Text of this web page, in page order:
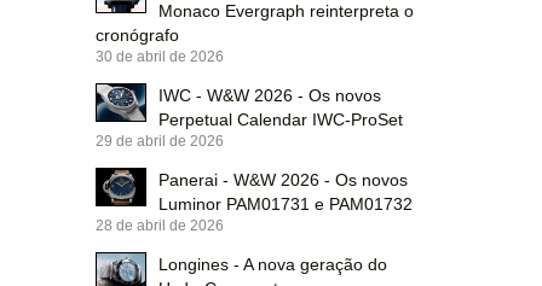
Monaco Evergraph reinterpreta o
cronógrafo
30 de abril de 2026
IWC - W&W 2026 - Os novos
Perpetual Calendar IWC-ProSet
29 de abril de 2026
Panerai - W&W 2026 - Os novos
Luminor PAM01731 e PAM01732
28 de abril de 2026
Longines - A nova geração do